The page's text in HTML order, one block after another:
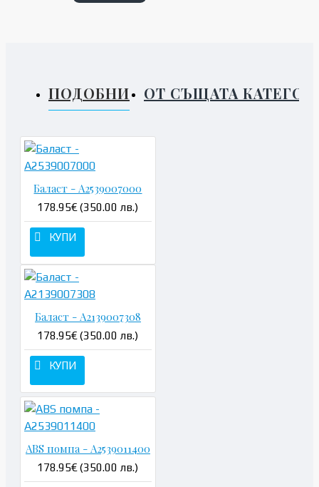
ПОДОБНИ ОТ СЪЩАТА
Баласт - A2539007000
178.95€ (350.00 лв.)
КУПИ
Баласт - A2139007308
178.95€ (350.00 лв.)
КУПИ
ABS помпа - A2539011400
178.95€ (350.00 лв.)